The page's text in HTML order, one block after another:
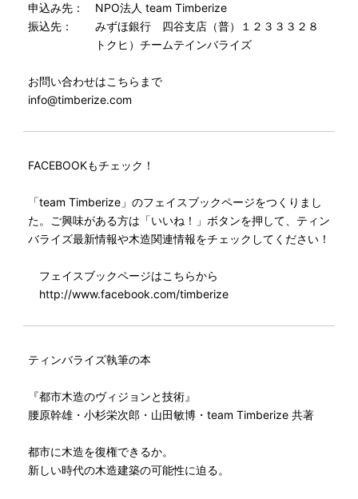
申込み先： NPO法人 team Timberize
振込先： みずほ銀行 四谷支店（普）１２３３３２８
トクヒ）チームテインバライズ
お問い合わせはこちらまで
info@timberize.com
FACEBOOKもチェック！
「team Timberize」のフェイスブックページをつくりまし
た。ご興味がある方は「いいね！」ボタンを押して、ティン
バライズ最新情報や木造関連情報をチェックしてください！
フェイスブックページはこちらから
http://www.facebook.com/timberize
ティンバライズ執筆の本
『都市木造のヴィジョンと技術』
腰原幹雄・小杉栄次郎・山田敏博・team Timberize 共著
都市に木造を復権できるか。
新しい時代の木造建築の可能性に迫る。